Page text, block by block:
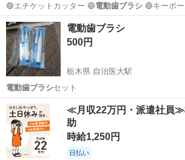
🔵エチケットカッター 🔵電動歯ブラシ
静岡 浜松市 生活家電
電動歯ブラシ
500円
栃木県 自治医大駅
電動歯ブラシセット
栃木 下野市 自治医大駅 フェイスケア
≪月収22万円・派遣社員≫
助
時給1,250円
日払い